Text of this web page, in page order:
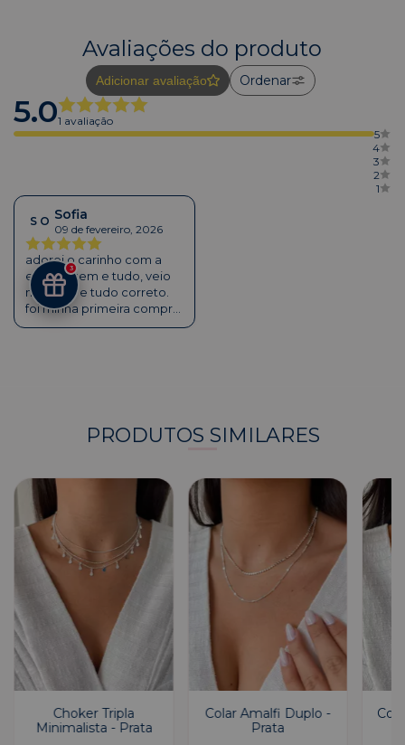
Avaliações do produto
Adicionar avaliação Ordenar
5.01 avaliação
5
4
3
2
1
S O Sofia
09 de fevereiro, 2026
adorei o carinho com a
embalagem e tudo, veio
no prazo e tudo correto.
foi minha primeira compra
e com certeza vou
PRODUTOS SIMILARES
Choker Tripla
Minimalista - Prata
Colar Amalfi Duplo -
Prata
3